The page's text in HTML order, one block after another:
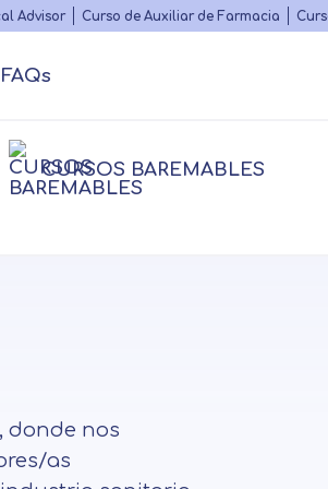
Skip
to
Advisor Curso de Auxiliar de Farmacia
contenidos
Diccionario Médico
FAQs
CURSOS BAREMABLES
donde nos
as